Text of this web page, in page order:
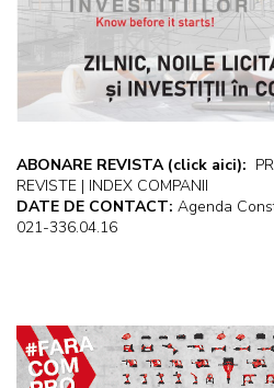
ABONARE REVISTA (click aici):
REVISTE | INDEX COMPANII
DATE DE CONTACT: Agenda
021-336.04.16